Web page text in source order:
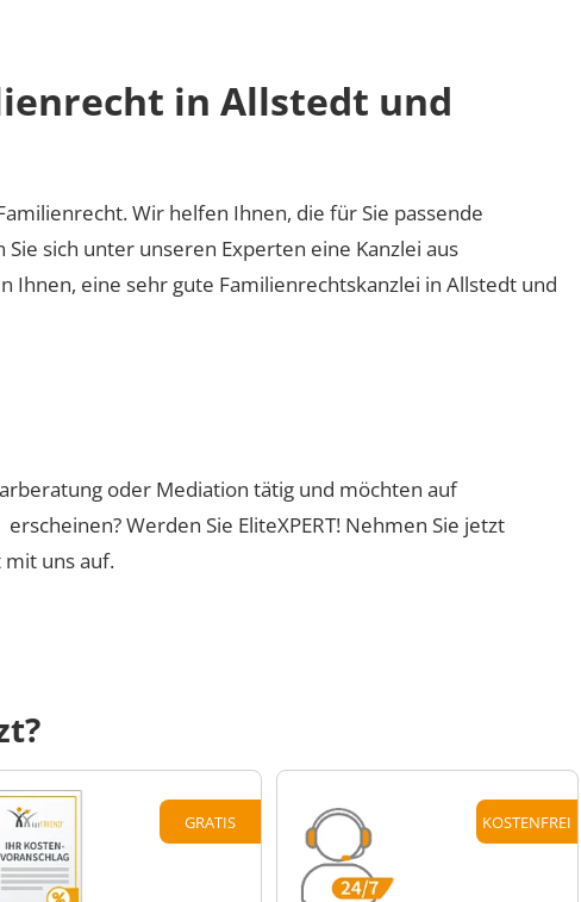
in Allstedt und
Wir helfen Ihnen, die für Sie passende
sich unter unseren Experten eine Kanzlei aus
Ihnen, eine sehr gute Familienrechtskanzlei in Allstedt und
oder Mediation tätig und möchten auf
Werden Sie EliteXPERT! Nehmen Sie jetzt
uns auf.
GRATIS KOSTENFREI